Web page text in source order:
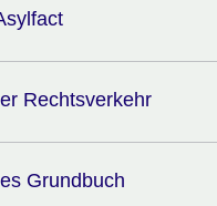
Rechtsverkehr
Grundbuch